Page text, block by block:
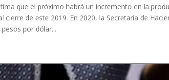
que el próximo habrá un incremento en la
cierre de este 2019. En 2020, la Secretaría de
por dólar...